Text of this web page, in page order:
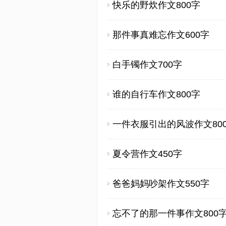
快乐的野炊作文800字
那件事真难忘作文600字
白手镯作文700字
谁的自行车作文800字
一件衣服引出的风波作文
夏令营作文450字
爸爸妈妈吵架作文550字
忘不了的那一件事作文800